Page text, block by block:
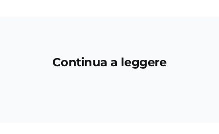
Analisi di mercato
Continua a leggere